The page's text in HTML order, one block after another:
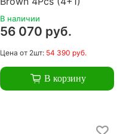
В наличии
56 070 руб.
Цена от 2шт: 54 390 руб.
В корзину